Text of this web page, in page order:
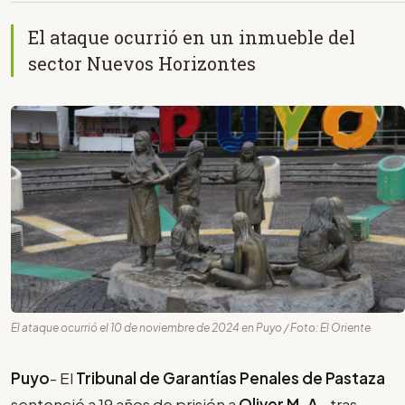
El ataque ocurrió en un inmueble del
sector Nuevos Horizontes
El ataque ocurrió el 10 de noviembre de 2024 en Puyo / Foto: El Oriente
Puyo- El Tribunal de Garantías Penales de Pastaza